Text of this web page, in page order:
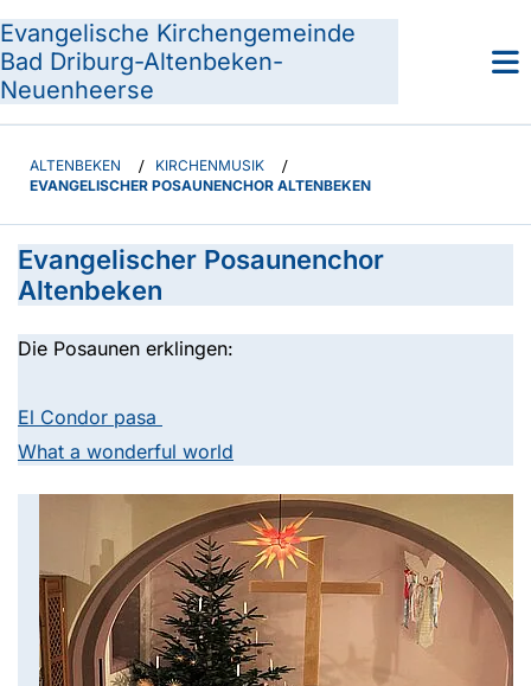
Evangelische Kirchengemeinde
Bad Driburg-Altenbeken-
Neuenheerse
ALTENBEKEN / KIRCHENMUSIK /
EVANGELISCHER POSAUNENCHOR ALTENBEKEN
Evangelischer Posaunenchor
Altenbeken
Die Posaunen erklingen:
El Condor pasa
What a wonderful world